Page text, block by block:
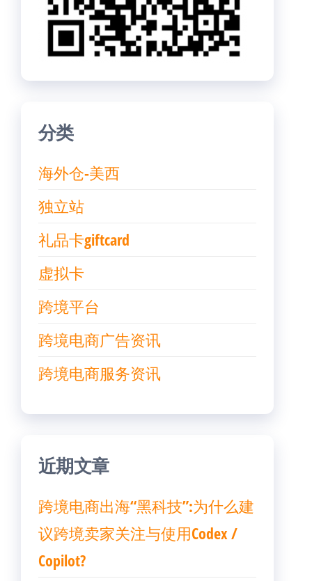
分类
海外仓-美西
独立站
礼品卡giftcard
虚拟卡
跨境平台
跨境电商广告资讯
跨境电商服务资讯
近期文章
跨境电商出海“黑科技”:为什么建
议跨境卖家关注与使用Codex /
Copilot?